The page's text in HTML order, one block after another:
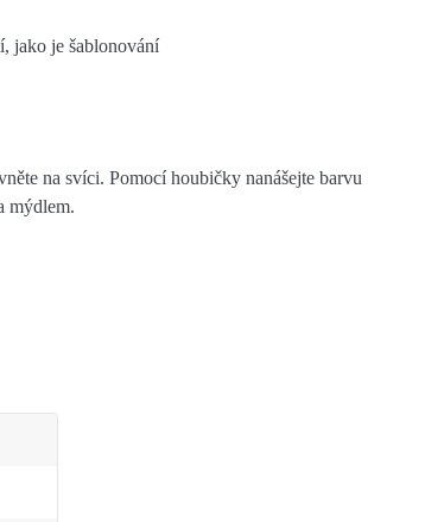
jako je šablonování
na svíci. Pomocí houbičky nanášejte barvu
mýdlem.